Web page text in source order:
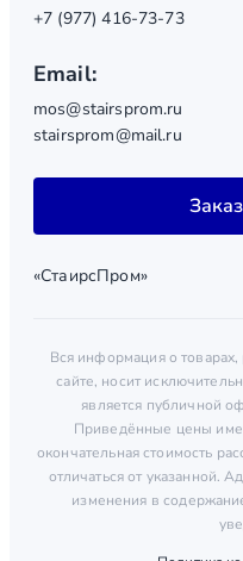
+7 (977) 416-73-73
Email:
mos@stairsprom.ru
stairsprom@mail.ru
«СтаирсПром»
Вся информация о товарах,
сайте, носит
является публичной
Приведённые цены
окончательная стоимость
отличаться от указанной.
изменения в